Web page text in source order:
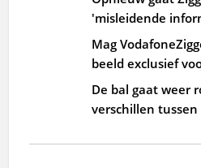
'misleidende
Mag
beeld exclusief
De bal gaat weer
verschillen tussen